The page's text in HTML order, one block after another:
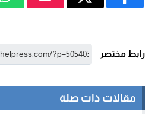
رابط مختصر
مقالات ذات صلة